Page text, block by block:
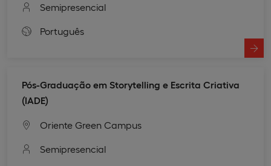
Semipresencial
Português
Pós-Graduação em Storytelling e Escrita Criativa
(IADE)
Oriente Green Campus
Semipresencial